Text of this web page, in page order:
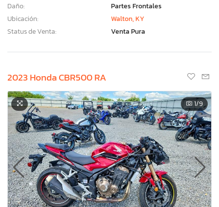
Daño:
Partes Frontales
Ubicación:
Walton, KY
Status de Venta:
Venta Pura
2023 Honda CBR500 RA
1/9